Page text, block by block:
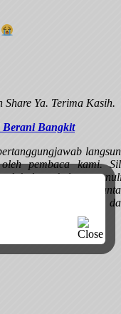
Ya. Terima Kasih.
Berani Bangkit
pembaca kami.
sebelum
mampu untuk
komen adalah hak